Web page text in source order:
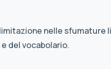
nelle sfumature
del vocabolario.